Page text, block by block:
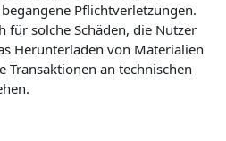
Pflichtverletzungen.
für solche Schäden, die Nutzer
Herunterladen von Materialien
Transaktionen an technischen